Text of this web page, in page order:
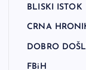
BLISKI ISTOK
CRNA
DOBRO DOŠLI
FBiH